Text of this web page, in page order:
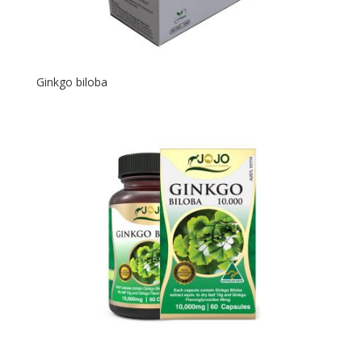
Ginkgo biloba